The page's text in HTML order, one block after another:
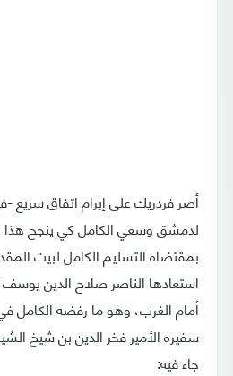
أصر فردريك على إبرام اتفاق
لدمشق وسعي الكامل كي ينجح هذا
بمقتضاه التسليم الكامل لبيت
استعادها الناصر صلاح الدين يوسف
أمام الغرب، وهو ما رفضه الكامل
سفيره الأمير فخر الدين بن شيخ
جاء فيه: